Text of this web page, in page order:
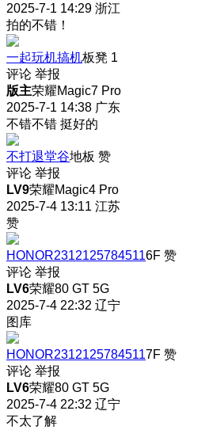
2025-7-1 14:29 浙江
拍的不错！
一起玩机搞机板凳 1
评论 举报
版主荣耀Magic7 Pro
2025-7-1 14:38 广东
不错不错 挺好的
不打退堂谷地板 赞
评论 举报
LV9荣耀Magic4 Pro
2025-7-4 13:11 江苏
赞
HONOR23121257845116F 赞
评论 举报
LV6荣耀80 GT 5G
2025-7-4 22:32 辽宁
图库
HONOR23121257845117F 赞
评论 举报
LV6荣耀80 GT 5G
2025-7-4 22:32 辽宁
不太了解